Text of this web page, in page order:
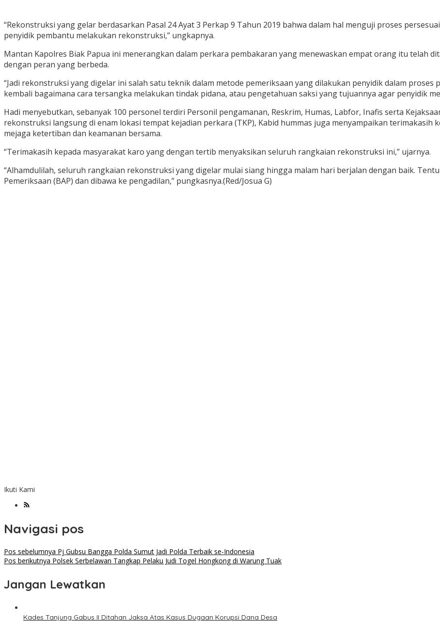
“Rekonstruksi yang gelar berdasarkan Pasal 24 Ayat 3 Perkap 9 Tahun 2019 bahwa dalam hal menguji proses
penyidik pembantu melakukan rekonstruksi,” ungkapnya.
Mantan Kapolres Biak Papua ini menerangkan dalam perkara pembakaran yang menewaskan empat orang itu telah
dengan peran yang berbeda.
“Jadi rekonstruksi yang digelar ini salah satu teknik dalam metode pemeriksaan yang dilakukan penyidik dalam
kembali bagaimana cara tersangka melakukan tindak pidana, atau pengetahuan saksi yang tujuannya agar penyidik
Hadi menyebutkan, sebanyak 100 personel terdiri Personil pengamanan, Reskrim, Humas, Labfor, Inafis serta
rekonstruksi langsung di enam lokasi tempat kejadian perkara (TKP), Kabid hummas juga menyampaikan terimakasih
mejaga ketertiban dan keamanan bersama.
“Terimakasih kepada masyarakat karo yang dengan tertib menyaksikan seluruh rangkaian rekonstruksi ini,” ujarnya.
“Alhamdulilah, seluruh rangkaian rekonstruksi yang digelar mulai siang hingga malam hari berjalan dengan baik.
Pemeriksaan (BAP) dan dibawa ke pengadilan,” pungkasnya.(Red/Josua G)
Ikuti Kami
Navigasi pos
Pos sebelumnya Pj Gubsu Bangga Polda Sumut Jadi Polda Terbaik se-Indonesia
Pos berikutnya Polsek Serbelawan Tangkap Pelaku Judi Togel Hongkong di Warung Tuak
Jangan Lewatkan
Kades Tanjung Gabus II Ditahan Jaksa Atas Kasus Dugaan Korupsi Dana Desa